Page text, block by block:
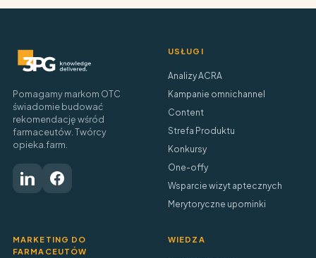
Pomagamy markom OTC
świadomie budować
rekomendację wśród
farmaceutów. Twórcy
opieka.farm.
USŁUGI
Analizy ACRA
Kampanie omnichannel
Content
Strefa Produktu
Konkursy
One-offy
Wsparcie wizyt aptecznych
Merytoryczne upominki
MARKETING DO
FARMACEUTÓW
WIEDZA